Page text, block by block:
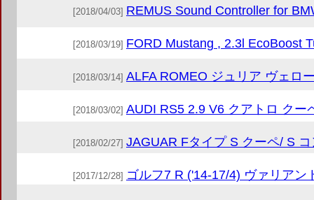
[2018/04/03] REMUS Sound Controller for
[2018/03/19] FORD Mustang , 2.3l EcoBoost
[2018/03/14] ALFA ROMEO ジュリア ヴェロ
[2018/03/02] AUDI RS5 2.9 V6 クアトロ クー
[2018/02/27] JAGUAR Fタイプ S クーペ/ S
[2017/12/28] ゴルフ7 R ('14-17/4) ヴァリアン